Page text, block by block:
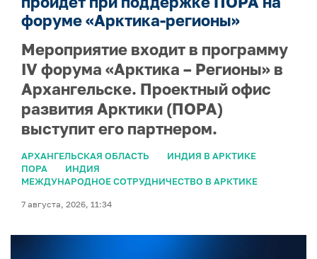
форуме «Арктика-регионы»
Мероприятие входит в программу
IV форума «Арктика – Регионы» в
Архангельске. Проектный офис
развития Арктики (ПОРА)
выступит его партнером.
АРХАНГЕЛЬСКАЯ ОБЛАСТЬ
ИНДИЯ В АРКТИКЕ
ПОРА
ИНДИЯ
МЕЖДУНАРОДНОЕ СОТРУДНИЧЕСТВО В АРКТИКЕ
7 августа, 2026, 11:34